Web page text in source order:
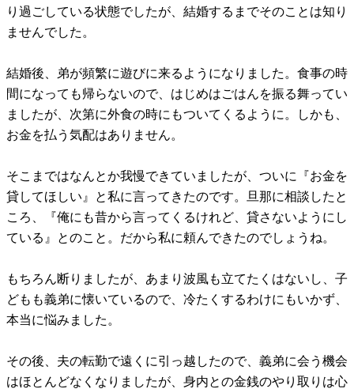
り過ごしている状態でしたが、結婚するまでそのことは知り
ませんでした。
結婚後、弟が頻繁に遊びに来るようになりました。食事の時
間になっても帰らないので、はじめはごはんを振る舞ってい
ましたが、次第に外食の時にもついてくるように。しかも、
お金を払う気配はありません。
そこまではなんとか我慢できていましたが、ついに『お金を
貸してほしい』と私に言ってきたのです。旦那に相談したと
ころ、『俺にも昔から言ってくるけれど、貸さないようにし
ている』とのこと。だから私に頼んできたのでしょうね。
もちろん断りましたが、あまり波風も立てたくはないし、子
どもも義弟に懐いているので、冷たくするわけにもいかず、
本当に悩みました。
その後、夫の転勤で遠くに引っ越したので、義弟に会う機会
はほとんどなくなりましたが、身内との金銭のやり取りは心